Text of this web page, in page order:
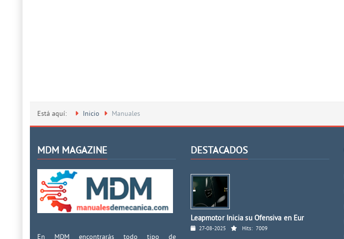
Está aquí: Inicio Manuales
MDM MAGAZINE
En MDM encontrarás todo tipo de
DESTACADOS
Leapmotor Inicia su Ofensiva en Eur
27-08-2025 Hits: 7009